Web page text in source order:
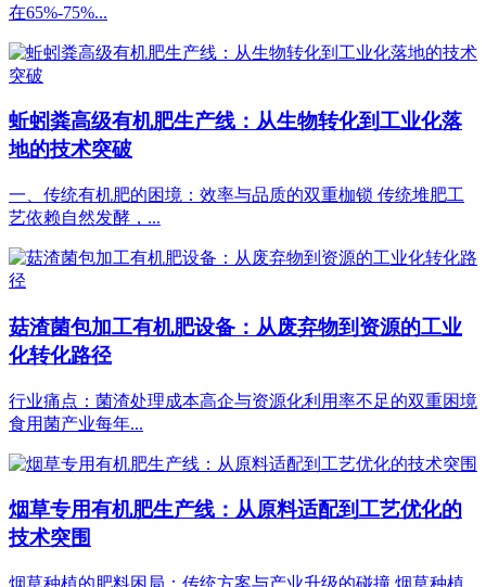
在65%-75%...
蚯蚓粪高级有机肥生产线：从生物转化到工业化落
地的技术突破
一、传统有机肥的困境：效率与品质的双重枷锁 传统堆肥工
艺依赖自然发酵，...
菇渣菌包加工有机肥设备：从废弃物到资源的工业
化转化路径
行业痛点：菌渣处理成本高企与资源化利用率不足的双重困境
食用菌产业每年...
烟草专用有机肥生产线：从原料适配到工艺优化的
技术突围
烟草种植的肥料困局：传统方案与产业升级的碰撞 烟草种植